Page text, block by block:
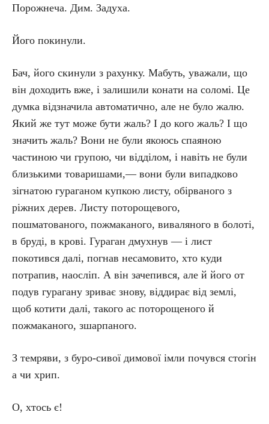
Порожнеча. Дим. Задуха.
Його покинули.
Бач, його скинули з рахунку. Мабуть, уважали, що
він доходить вже, і залишили конати на соломі. Це
думка відзначила автоматично, але не було жалю.
Який же тут може бути жаль? І до кого жаль? І що
значить жаль? Вони не були якоюсь спаяною
частиною чи групою, чи відділом, і навіть не були
близькими товаришами,— вони були випадково
зігнатою гураганом купкою листу, обірваного з
ріжних дерев. Листу поторощевого,
пошматованого, пожмаканого, виваляного в болоті,
в бруді, в крові. Гураган дмухнув — і лист
покотився далі, погнав несамовито, хто куди
потрапив, наосліп. А він зачепився, але й його от
подув гурагану зриває знову, віддирає від землі,
щоб котити далі, такого ас поторощеного й
пожмаканого, зшарпаного.
З темряви, з буро-сивої димової імли почувся стогін
а чи хрип.
О, хтось є!